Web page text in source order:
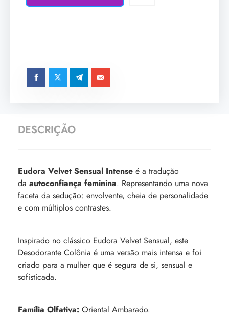
DESCRIÇÃO
Eudora Velvet Sensual Intense é a tradução
da autoconfiança feminina. Representando uma nova
faceta da sedução: envolvente, cheia de personalidade
e com múltiplos contrastes.
Inspirado no clássico Eudora Velvet Sensual, este
Desodorante Colônia é uma versão mais intensa e foi
criado para a mulher que é segura de si, sensual e
sofisticada.
Família Olfativa: Oriental Ambarado.